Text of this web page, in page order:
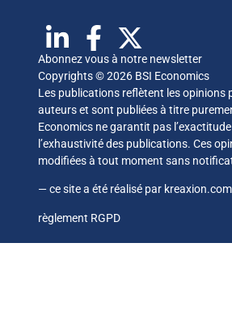
Abonnez vous à notre newsletter
Copyrights © 2026 BSI Economics
Les publications reflètent les opinions
auteurs et sont publiées à titre
Economics ne garantit pas
l’exhaustivité des publications. Ces
modifiées à tout moment sans
— ce site a été réalisé par kreaxion.com
règlement RGPD